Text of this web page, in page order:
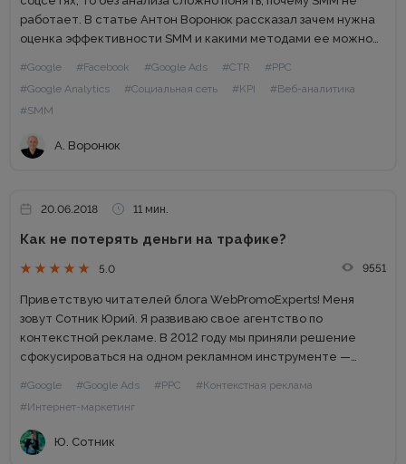
работает. В статье Антон Воронюк рассказал зачем нужна
оценка эффективности SMM и какими методами ее можно
Почему SMM не...
#Google #Facebook #Google Ads #CTR
#PPC
#Google Analytics
#Социальная сеть #KPI
#Веб-аналитика
#SMM
А. Воронюк
20.06.2018 11 мин.
Как не потерять деньги на трафике?
5.0 9551
Приветствую читателей блога WebPromoExperts! Меня
зовут Сотник Юрий. Я развиваю свое агентство по
контекстной рекламе. В 2012 году мы приняли решение
сфокусироваться на одном рекламном инструменте —
нужен только платный трафик и...
#Google #Google Ads #PPC
#Контекстная реклама
#Интернет-маркетинг
Ю. Сотник